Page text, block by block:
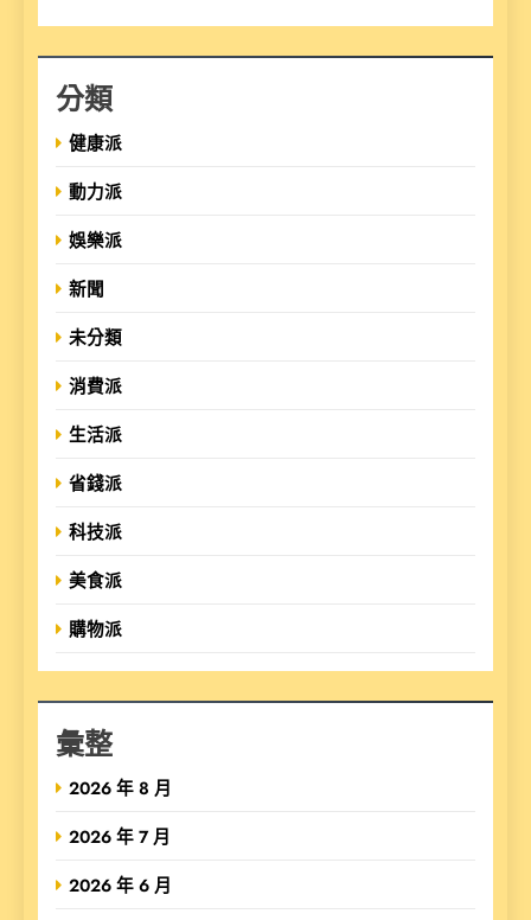
分類
健康派
動力派
娛樂派
新聞
未分類
消費派
生活派
省錢派
科技派
美食派
購物派
彙整
2026 年 8 月
2026 年 7 月
2026 年 6 月